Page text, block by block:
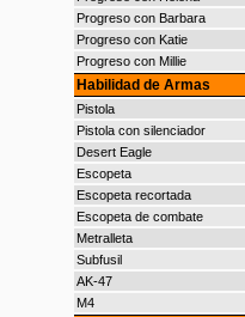
Progreso con Barbara
Progreso con Katie
Progreso con Millie
Habilidad de Armas
Pistola
Pistola con silenciador
Desert Eagle
Escopeta
Escopeta recortada
Escopeta de combate
Metralleta
Subfusil
AK-47
M4